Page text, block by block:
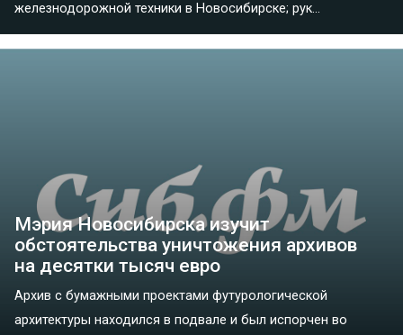
железнодорожной техники в Новосибирске; рук...
Мэрия Новосибирска изучит
обстоятельства уничтожения архивов
на десятки тысяч евро
Архив с бумажными проектами футурологической
архитектуры находился в подвале и был испорчен во